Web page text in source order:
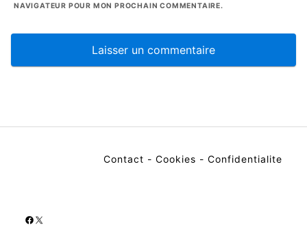
NAVIGATEUR POUR MON PROCHAIN COMMENTAIRE.
Contact - Cookies - Confidentialite
Facebook
X